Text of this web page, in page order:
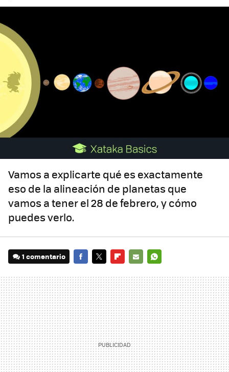
Vamos a explicarte qué es exactamente
eso de la alineación de planetas que
vamos a tener el 28 de febrero, y cómo
puedes verlo.
1 comentario
MAIL